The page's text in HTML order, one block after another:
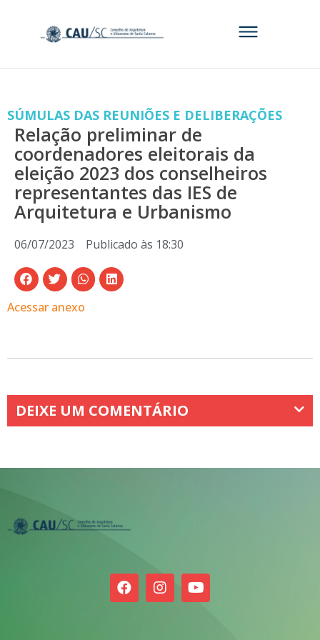
SÚMULAS DAS REUNIÕES E DELIBERAÇÕES
Relação preliminar de
coordenadores eleitorais da
eleição 2023 dos conselheiros
representantes das IES de
Arquitetura e Urbanismo
06/07/2023 Publicado às 18:30
Acessar anexo
DEIXE UM COMENTÁRIO